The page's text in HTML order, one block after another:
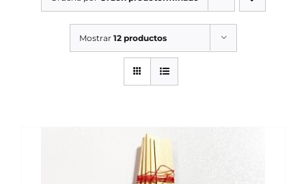
SERVICIOS TALLER
SERVICIOS TALLER
Mostrar 12 productos